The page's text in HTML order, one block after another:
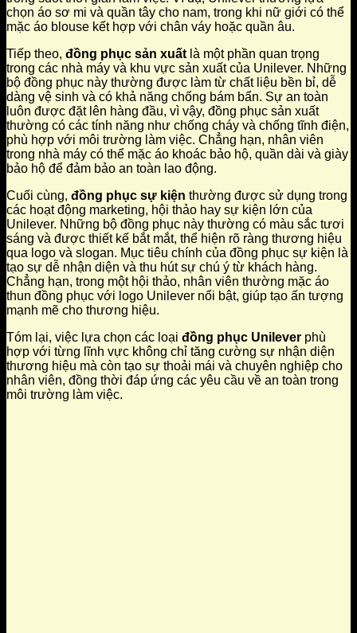
chọn áo sơ mi và quần tây cho nam, trong khi nữ giới có thể
mặc áo blouse kết hợp với chân váy hoặc quần âu.
Tiếp theo, đồng phục sản xuất là một phần quan trọng
trong các nhà máy và khu vực sản xuất của Unilever. Những
bộ đồng phục này thường được làm từ chất liệu bền bỉ, dễ
dàng vệ sinh và có khả năng chống bám bẩn. Sự an toàn
luôn được đặt lên hàng đầu, vì vậy, đồng phục sản xuất
thường có các tính năng như chống cháy và chống tĩnh điện,
phù hợp với môi trường làm việc. Chẳng hạn, nhân viên
trong nhà máy có thể mặc áo khoác bảo hộ, quần dài và giày
bảo hộ để đảm bảo an toàn lao động.
Cuối cùng, đồng phục sự kiện thường được sử dụng trong
các hoạt động marketing, hội thảo hay sự kiện lớn của
Unilever. Những bộ đồng phục này thường có màu sắc tươi
sáng và được thiết kế bắt mắt, thể hiện rõ ràng thương hiệu
qua logo và slogan. Mục tiêu chính của đồng phục sự kiện là
tạo sự dễ nhận diện và thu hút sự chú ý từ khách hàng.
Chẳng hạn, trong một hội thảo, nhân viên thường mặc áo
thun đồng phục với logo Unilever nổi bật, giúp tạo ấn tượng
mạnh mẽ cho thương hiệu.
Tóm lại, việc lựa chọn các loại đồng phục Unilever phù
hợp với từng lĩnh vực không chỉ tăng cường sự nhận diện
thương hiệu mà còn tạo sự thoải mái và chuyên nghiệp cho
nhân viên, đồng thời đáp ứng các yêu cầu về an toàn trong
môi trường làm việc.